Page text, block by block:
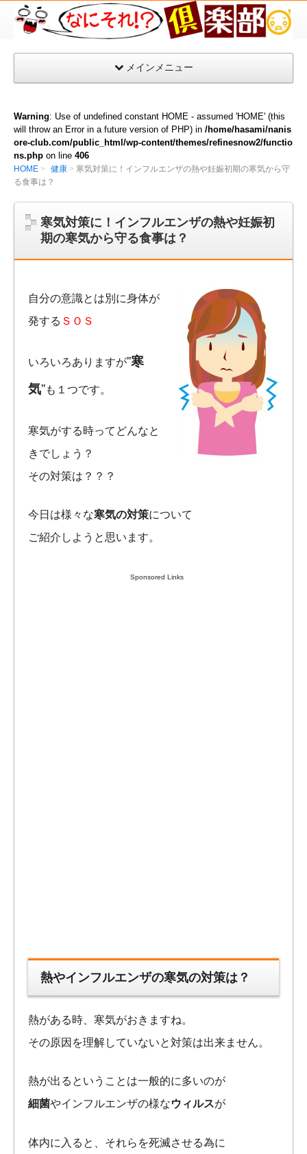
な
そ
部
メインメニュー
Warning: Use of undefined constant HOME - assumed 'HOME' (this
will throw an Error in a future version of PHP) in /home/hasami/nanis
ore-club.com/public_html/wp-content/themes/refinesnow2/functio
ns.php on line 406
HOME 健康
寒気対策に！インフルエンザの熱や妊娠初期の寒気から守
る食事は？
寒気対策に！インフルエンザの熱や妊娠初
期の寒気から守る食事は？
自分の意識とは別に身体が
発する ＳＯＳ
いろいろありますが”寒
気”も１つです。
寒気がする時ってどんなと
きでしょう？
その対策は？？？
今日は様々な寒気の対策について
ご紹介しようと思います。
Sponsored Links
熱やインフルエンザの寒気の対策は？
熱がある時、寒気がおきますね。
その原因を理解していないと対策は出来ません。
熱が出るということは一般的に多いのが
細菌やインフルエンザの様なウィルスが
体内に入ると、それらを死滅させる為に